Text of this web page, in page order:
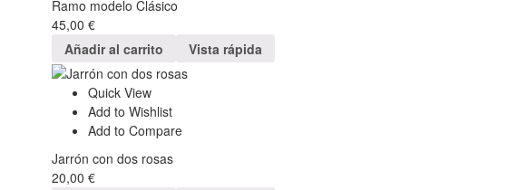
Ramo modelo Clásico
45,00 €
Añadir al carrito
Vista rápida
Quick View
Add to Wishlist
Add to Compare
Jarrón con dos rosas
20,00 €